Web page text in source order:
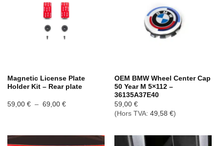
Magnetic License Plate
Holder Kit – Rear plate
59,00 € – 69,00 €Plage
69,00 €
OEM BMW Wheel Center Cap
50 Year M 5×112 –
36135A37E40
59,00 €
(Hors TVA: 49,58 €)